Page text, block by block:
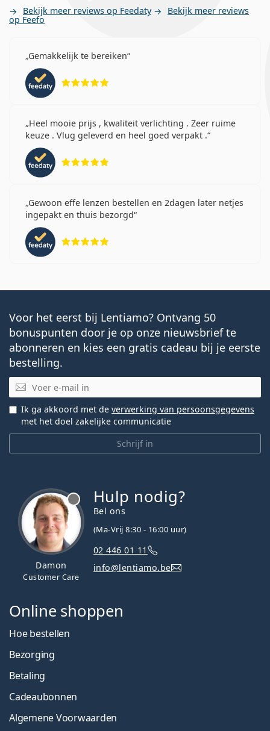
Bekijk meer reviews op Feedaty Bekijk meer reviews
op Feefo
Gemakkelijk te bereiken
Heel mooie prijs , kwaliteit verlichting . Zeer ruime
keuze . Vlug geleverd en heel goed verpakt .
Gewoon effe lenzen bestellen en 2dagen later netjes
ingepakt en thuis bezorgd
Voor het eerst bij Lentiamo? Ontvang 50
bonuspunten door je op onze nieuwsbrief te
abonneren en kies een gratis cadeau bij je eerste
bestelling.
E-mail
Schrijf in
Ik ga akkoord met de verwerking van persoonsgegevens
met het doel zakelijke communicatie
Damon
Customer Care
Hulp nodig?
Bel ons
(Ma-Vrij 8:30 - 16:00 uur)
02 446 01 11
info@lentiamo.be
Online shoppen
Hoe bestellen
Bezorging
Betaling
Cadeaubonnen
Algemene Voorwaarden